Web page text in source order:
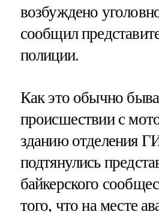
возбуждено
сообщил
полиции.
Как это обычно
происшествии с
зданию отделения
подтянулись
байкерского
того, что на месте